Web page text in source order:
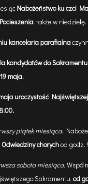
Nabożeństwo ku czci
, także w niedzielę.
kancelaria parafialna
kandydatów do
maja.
uroczystość
piątek miesiąca.
Odwiedziny chorychod godz.
sobota miesiąca.
Sakramentu, od